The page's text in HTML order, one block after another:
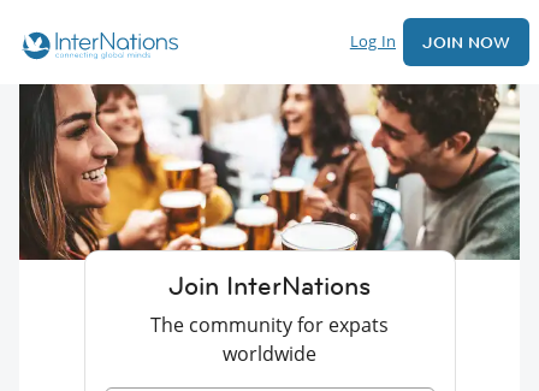
Log In JOIN NOW
Join InterNations
The community for expats
worldwide